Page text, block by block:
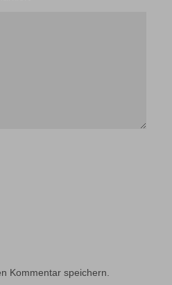
Kommentar speichern.